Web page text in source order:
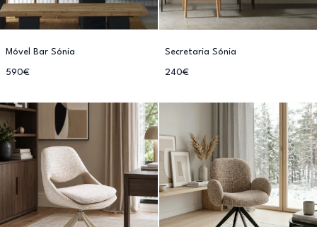
Móvel Bar Sónia
590€
Secretaria Sónia
240€